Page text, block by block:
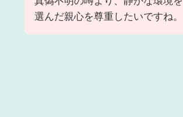
選んだ親心を尊重したいですね。